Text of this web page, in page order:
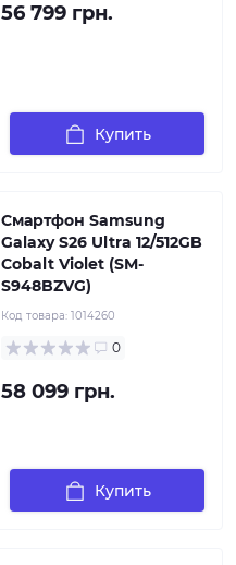
56 799 грн.
Купить
Смартфон Samsung
Galaxy S26 Ultra 12/512GB
Cobalt Violet (SM-
S948BZVG)
Код товара: 1014260
0
58 099 грн.
Купить